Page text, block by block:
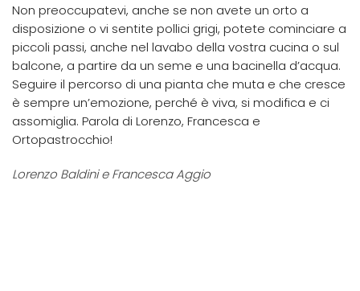
Non preoccupatevi, anche se non avete un orto a
disposizione o vi sentite pollici grigi, potete cominciare a
piccoli passi, anche nel lavabo della vostra cucina o sul
balcone, a partire da un seme e una bacinella d’acqua.
Seguire il percorso di una pianta che muta e che cresce
è sempre un’emozione, perché è viva, si modifica e ci
assomiglia. Parola di Lorenzo, Francesca e
Ortopastrocchio!
Lorenzo Baldini e Francesca Aggio